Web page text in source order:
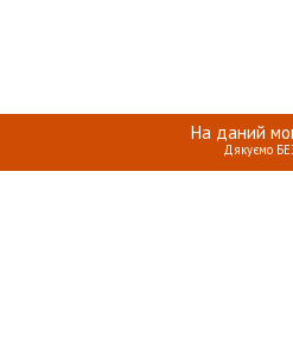
На даний
Дякуємо